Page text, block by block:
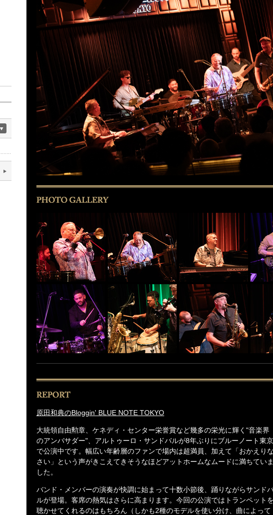
原田和典のBloggin' BLUE NOTE TOKYO
大統領自由勲章、ケネディ・センター栄誉賞など幾多の栄光に輝く"音楽界
のアンバサダー"、アルトゥーロ・サンドバルが8年ぶりにブルーノート東京
で公演中です。幅広い年齢層のファンで場内は超満員、加えて「おかえりな
さい」という声がきこえてきそうなほどアットホームなムードに満ちていま
した。
バンド・メンバーの演奏が快調に始まって十数小節後、踊りながらサンド
ルが登場。客席の熱気はさらに高まります。今回の公演ではトランペットを
聴かせてくれるのはもちろん（しかも2種のモデルを使い分け、曲によって